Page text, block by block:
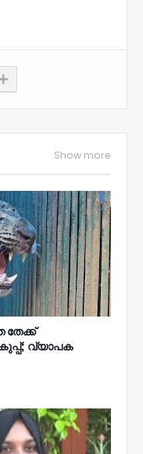
Show more
തേക്ക്‌
വ്യാപക